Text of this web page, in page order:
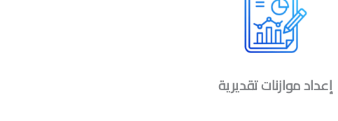
إعداد موازنات تقديرية